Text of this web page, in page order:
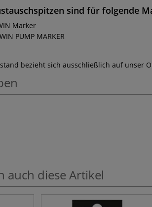
sind für folgende
Marker
PUMP MARKER
bezieht sich ausschließlich auf unser
auch diese Artikel